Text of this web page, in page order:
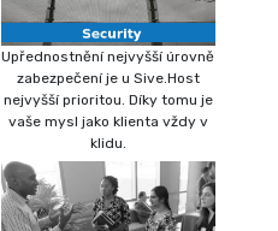
Upřednostnění nejvyšší úrovně
zabezpečení je u Sive.Host
nejvyšší prioritou. Díky tomu je
vaše mysl jako klienta vždy v
klidu.